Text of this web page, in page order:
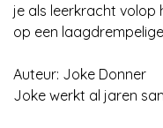
je als leerkracht volop
op een
Auteur: Joke Donner
Joke werkt al jaren